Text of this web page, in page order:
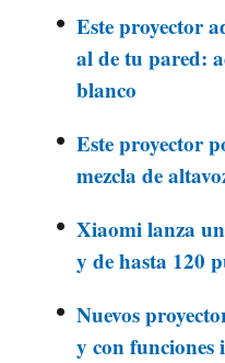
Este proyector
al de tu pared:
blanco
Este proyector
mezcla de
Xiaomi lanza
y de hasta 120
Nuevos
y con funciones